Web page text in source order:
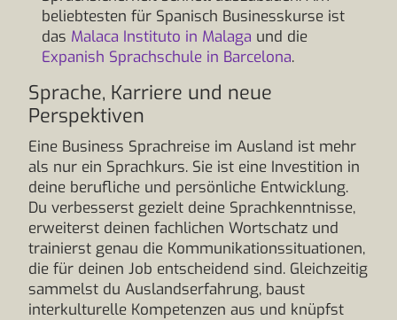
beliebtesten für Spanisch Businesskurse ist
das Malaca Instituto in Malaga und die
Expanish Sprachschule in Barcelona.
Sprache, Karriere und neue
Perspektiven
Eine Business Sprachreise im Ausland ist mehr
als nur ein Sprachkurs. Sie ist eine Investition in
deine berufliche und persönliche Entwicklung.
Du verbesserst gezielt deine Sprachkenntnisse,
erweiterst deinen fachlichen Wortschatz und
trainierst genau die Kommunikationssituationen,
die für deinen Job entscheidend sind. Gleichzeitig
sammelst du Auslandserfahrung, baust
interkulturelle Kompetenzen aus und knüpfst